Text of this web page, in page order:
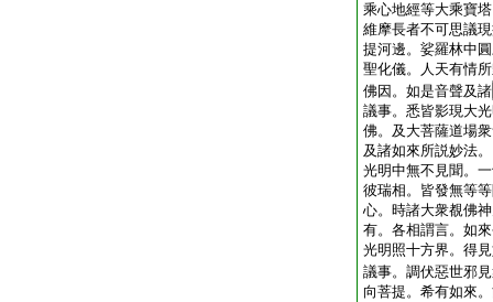
乘心地經等大乘寶
維摩長者不可思議
提河邊。娑羅林中
聖化儀。人天有情
佛因。如是音聲及諸
議事。悉皆影現大
佛。及大菩薩道場
及諸如來所説妙法
光明中無不見聞。
彼瑞相。皆發無等
心。時諸大衆覩佛
有。各相謂言。如
光明照十方界。得
議事。調伏惡世邪
向菩提。希有如來